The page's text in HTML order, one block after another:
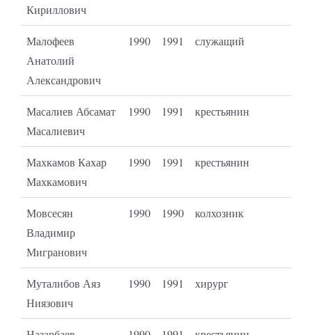
Кириллович
Малофеев
Анатолий
Александрович
1990 1991 служащий
Масалиев Абсамат
Масалиевич
1990 1991 крестьянин
Махкамов Кахар
Махкамович
1990 1991 крестьянин
Мовсесян
Владимир
Мигранович
1990 1990 колхозник
Муталибов Аяз
Ниязович
1990 1991 хирург